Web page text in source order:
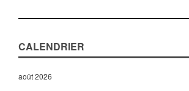
CALENDRIER
août 2026